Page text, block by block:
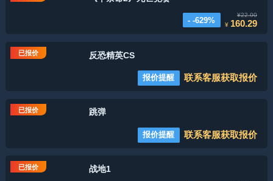
- -629%
¥22.00
¥ 160.29
已报价 反恐精英CS
报价提醒 联系客服获取报价
已报价 跳弹
报价提醒 联系客服获取报价
已报价 战地1